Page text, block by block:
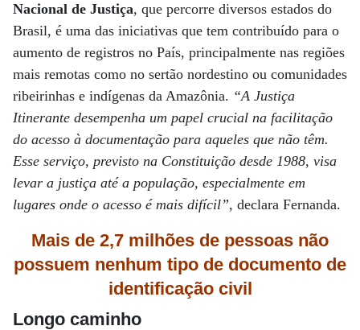
Nacional de Justiça, que percorre diversos estados do
Brasil, é uma das iniciativas que tem contribuído para o
aumento de registros no País, principalmente nas regiões
mais remotas como no sertão nordestino ou comunidades
ribeirinhas e indígenas da Amazônia. “A Justiça
Itinerante desempenha um papel crucial na facilitação
do acesso à documentação para aqueles que não têm.
Esse serviço, previsto na Constituição desde 1988, visa
levar a justiça até a população, especialmente em
lugares onde o acesso é mais difícil”, declara Fernanda.
Mais de 2,7 milhões de pessoas não
possuem nenhum tipo de documento de
identificação civil
Longo caminho